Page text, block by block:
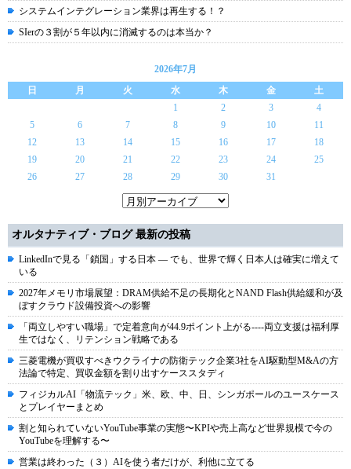
システムインテグレーション業界は再生する！？
SIerの３割が５年以内に消滅するのは本当か？
2026年7月
日
月 火 水 木 金
土
1
2 3
4
5
6 7 8 9 10
11
12
13 14 15 16 17
18
19
20 21 22 23 24
25
26
27 28 29 30 31
オルタナティブ・ブログ 最新の投稿
LinkedInで見る「鎖国」する日本 ― でも、世界で輝く日本人は確実に増えて
いる
2027年メモリ市場展望：DRAM供給不足の長期化とNAND Flash供給緩和が及
ぼすクラウド設備投資への影響
「両立しやすい職場」で定着意向が44.9ポイント上がる----両立支援は福利厚
生ではなく、リテンション戦略である
三菱電機が買収すべきウクライナの防衛テック企業3社をAI駆動型M&Aの方
法論で特定、買収金額を割り出すケーススタディ
フィジカルAI「物流テック」米、欧、中、日、シンガポールのユースケース
とプレイヤーまとめ
割と知られていないYouTube事業の実態〜KPIや売上高など世界規模で今の
YouTubeを理解する〜
営業は終わった（３）AIを使う者だけが、利他に立てる